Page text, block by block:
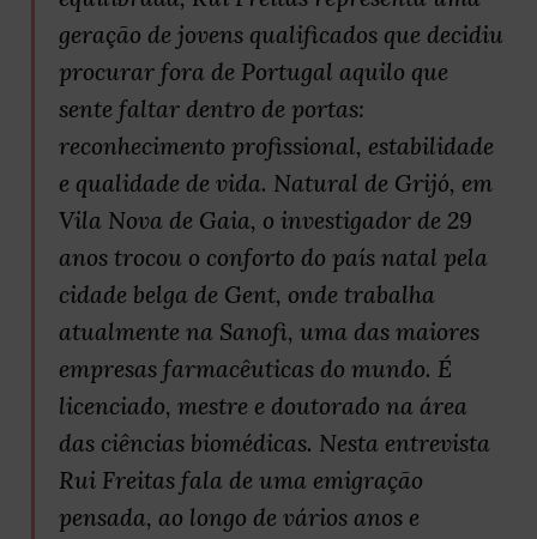
geração de jovens qualificados que decidiu
procurar fora de Portugal aquilo que
sente faltar dentro de portas:
reconhecimento profissional, estabilidade
e qualidade de vida. Natural de Grijó, em
Vila Nova de Gaia, o investigador de 29
anos trocou o conforto do país natal pela
cidade belga de Gent, onde trabalha
atualmente na Sanofi, uma das maiores
empresas farmacêuticas do mundo. É
licenciado, mestre e doutorado na área
das ciências biomédicas. Nesta entrevista
Rui Freitas fala de uma emigração
pensada, ao longo de vários anos e